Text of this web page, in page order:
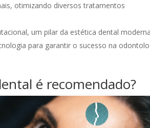
otimizando diversos tratamentos
um pilar da estética dental
para garantir o sucesso na
é recomendado?